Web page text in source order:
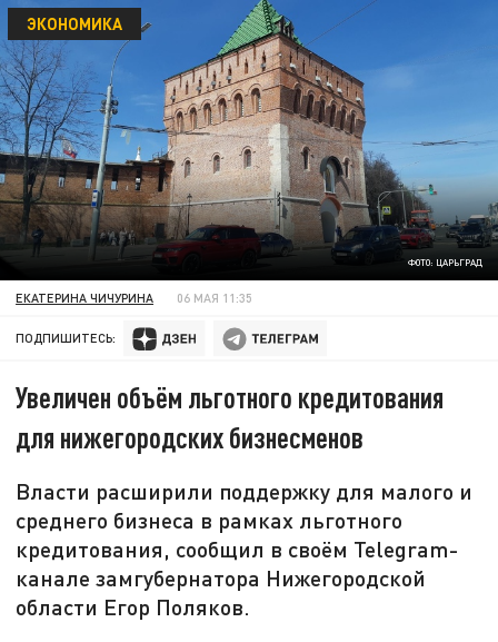
ФОТО: ЦАРЬГРАД
ЭКОНОМИКА
ЕКАТЕРИНА ЧИЧУРИНА 06 МАЯ 11:35
ПОДПИШИТЕСЬ:
Увеличен объём льготного кредитования
для нижегородских бизнесменов
Власти расширили поддержку для малого и
среднего бизнеса в рамках льготного
кредитования, сообщил в своём Telegram-
канале замгубернатора Нижегородской
области Егор Поляков.